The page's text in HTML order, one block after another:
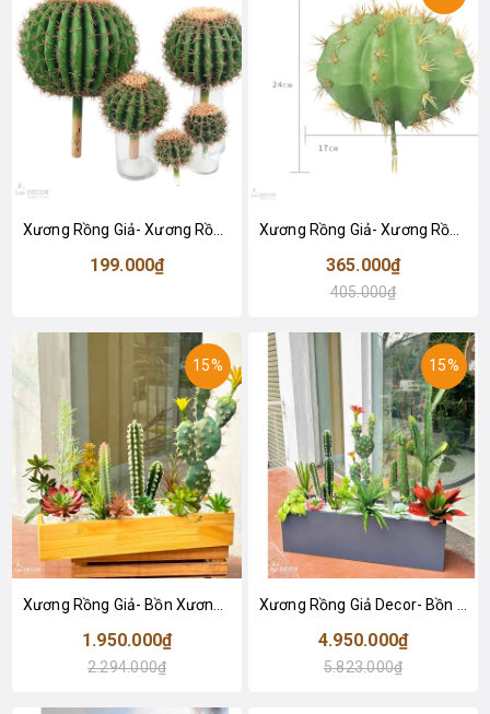
199.000₫ 365.000₫
405.000₫
15%
1.950.000₫
2.294.000₫
15%
4.950.000₫
5.823.000₫